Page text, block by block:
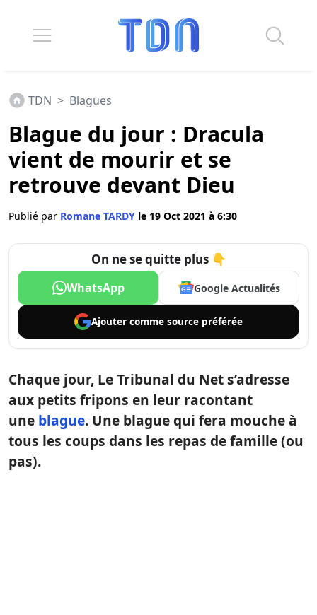
TDN > Blagues
Blague du jour : Dracula
vient de mourir et se
retrouve devant Dieu
Publié par Romane TARDY le 19 Oct 2021 à 6:30
On ne se quitte plus 👇
WhatsApp Google Actualités
Ajouter comme source préférée
Chaque jour, Le Tribunal du Net s’adresse
aux petits fripons en leur racontant
une blague. Une blague qui fera mouche à
tous les coups dans les repas de famille (ou
pas).